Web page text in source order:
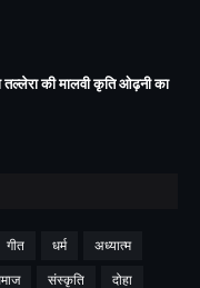
तल्लेरा की मालवी कृति ओढ़नी का
गीत धर्म
अध्यात्म
संस्कृति दोहा